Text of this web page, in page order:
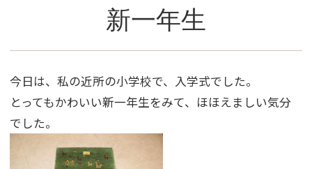
新一年生
今日は、私の近所の小学校で、入学式でした。
とってもかわいい新一年生をみて、ほほえましい気分
でした。